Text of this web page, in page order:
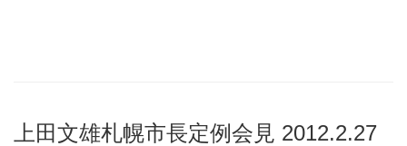
上田文雄札幌市長定例会見 2012.2.27